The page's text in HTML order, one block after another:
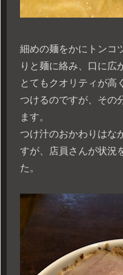
細めの麺をかにトンコ
りと麺に絡み、口に広
とてもクオリティが高
つけるのですが、その
ます。
つけ汁のおかわりはな
すが、店員さんが状況
た。